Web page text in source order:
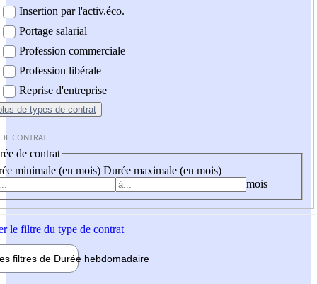
Insertion par l'activ.éco.
Portage salarial
Profession commerciale
Profession libérale
Reprise d'entreprise
de types de contrat
CONTRAT
de contrat
minimale (en mois) Durée maximale (en mois)
mois
le filtre du type de contrat
filtres de Durée hebdomadaire